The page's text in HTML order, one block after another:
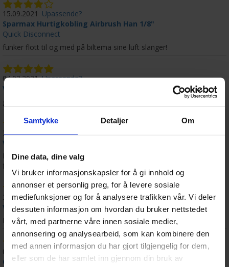
Samtykke Detaljer Om
Dine data, dine valg
Vi bruker informasjonskapsler for å gi innhold og
annonser et personlig preg, for å levere sosiale
mediefunksjoner og for å analysere trafikken vår. Vi deler
dessuten informasjon om hvordan du bruker nettstedet
vårt, med partnerne våre innen sosiale medier,
annonsering og analysearbeid, som kan kombinere den
med annen informasjon du har gjort tilgjengelig for dem,
eller som de har samlet inn gjennom din bruk av
15.09.2021 Upassende?
Sparmax Hurtigkobling Airbrush Han 1/8"
Quick Disconnect
funker flott til og med på biltema sine luft slanger!
04.02.2021 Upassende?
Vallejo Mud Thick Mud Black - 40ml
ganske så nice til baseing av baser i warhammer 40k! ::)
31.01.2021 Upassende?
Vallejo Primer Grey 200ml
Den svarte utgaven er mye bedre , denne her er litt tynn, men
funker og bruke pensel med også begge utgavene
31.01.2021 Upassende?
Vallejo Mud Thick Mud Black - 40ml
Meget knall til Warhammer basing
03.01.2021 Upassende?
Orks Runtherd & Gretchin